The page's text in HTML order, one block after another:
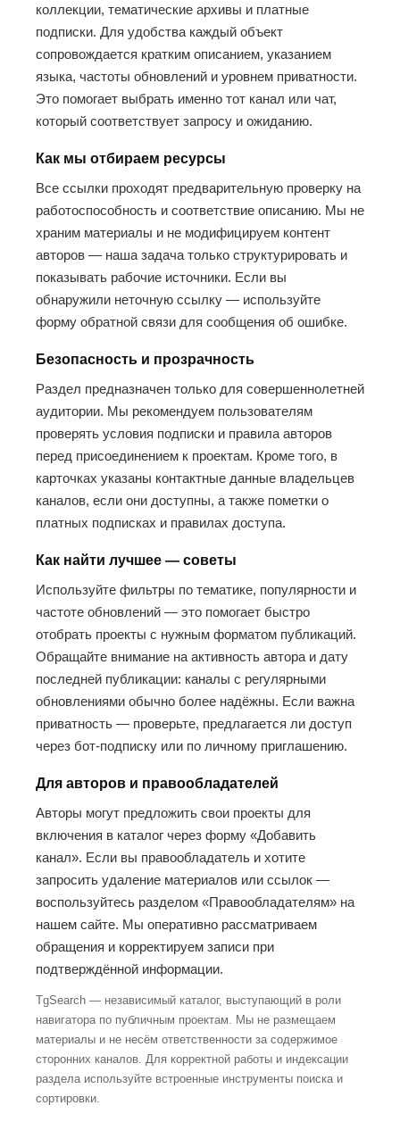
коллекции, тематические архивы и платные
подписки. Для удобства каждый объект
сопровождается кратким описанием, указанием
языка, частоты обновлений и уровнем приватности.
Это помогает выбрать именно тот канал или чат,
который соответствует запросу и ожиданию.
Как мы отбираем ресурсы
Все ссылки проходят предварительную проверку на
работоспособность и соответствие описанию. Мы не
храним материалы и не модифицируем контент
авторов — наша задача только структурировать и
показывать рабочие источники. Если вы
обнаружили неточную ссылку — используйте
форму обратной связи для сообщения об ошибке.
Безопасность и прозрачность
Раздел предназначен только для совершеннолетней
аудитории. Мы рекомендуем пользователям
проверять условия подписки и правила авторов
перед присоединением к проектам. Кроме того, в
карточках указаны контактные данные владельцев
каналов, если они доступны, а также пометки о
платных подписках и правилах доступа.
Как найти лучшее — советы
Используйте фильтры по тематике, популярности и
частоте обновлений — это помогает быстро
отобрать проекты с нужным форматом публикаций.
Обращайте внимание на активность автора и дату
последней публикации: каналы с регулярными
обновлениями обычно более надёжны. Если важна
приватность — проверьте, предлагается ли доступ
через бот-подписку или по личному приглашению.
Для авторов и правообладателей
Авторы могут предложить свои проекты для
включения в каталог через форму «Добавить
канал». Если вы правообладатель и хотите
запросить удаление материалов или ссылок —
воспользуйтесь разделом «Правообладателям» на
нашем сайте. Мы оперативно рассматриваем
обращения и корректируем записи при
подтверждённой информации.
TgSearch — независимый каталог, выступающий в роли
навигатора по публичным проектам. Мы не размещаем
материалы и не несём ответственности за содержимое
сторонних каналов. Для корректной работы и индексации
раздела используйте встроенные инструменты поиска и
сортировки.